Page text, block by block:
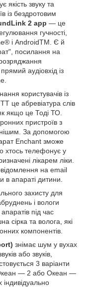
звуку та
із бездротовим
2 app — це
гучності,
і AndroidTM. Є й
посилання на
аудіовхід із
користувачів із
це абревіатура слів
якщо це Тоді ТО.
пристроїв з
За допомогою
Enchant зможе
хтось телефонує у
лікарем ліки.
на email
в апараті дитини.
захисту для
і вологи
під час
сірка та волога, які
компонентів.
знімає шум у вухах
або звуків,
3 варіанти
— 2 або Океан —